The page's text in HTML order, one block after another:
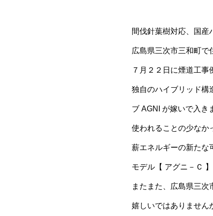
間伐針葉樹対応、国産
広島県三次市三和町で
７月２２日に煙道工事
独自のハイブリッド構
ブ AGNI が嫁いで入き
使われることの少なか
薪エネルギーの新たな
モデル【 アグニ－Ｃ 】
またまた、広島県三次
嬉しいではありませ